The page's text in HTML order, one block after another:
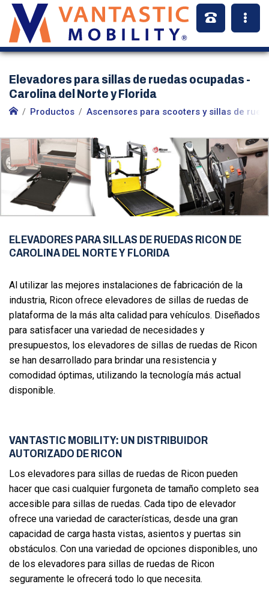
Elevadores para sillas de ruedas ocupadas -
Carolina del Norte y Florida
Productos Ascensores para scooters y sillas de
ELEVADORES PARA SILLAS DE RUEDAS RICON DE
CAROLINA DEL NORTE Y FLORIDA
Al utilizar las mejores instalaciones de fabricación de la
industria, Ricon ofrece elevadores de sillas de ruedas de
plataforma de la más alta calidad para vehículos. Diseñados
para satisfacer una variedad de necesidades y
presupuestos, los elevadores de sillas de ruedas de Ricon
se han desarrollado para brindar una resistencia y
comodidad óptimas, utilizando la tecnología más actual
disponible.
VANTASTIC MOBILITY: UN DISTRIBUIDOR
AUTORIZADO DE RICON
Los elevadores para sillas de ruedas de Ricon pueden
hacer que casi cualquier furgoneta de tamaño completo sea
accesible para sillas de ruedas. Cada tipo de elevador
ofrece una variedad de características, desde una gran
capacidad de carga hasta vistas, asientos y puertas sin
obstáculos. Con una variedad de opciones disponibles, uno
de los elevadores para sillas de ruedas de Ricon
seguramente le ofrecerá todo lo que necesita.